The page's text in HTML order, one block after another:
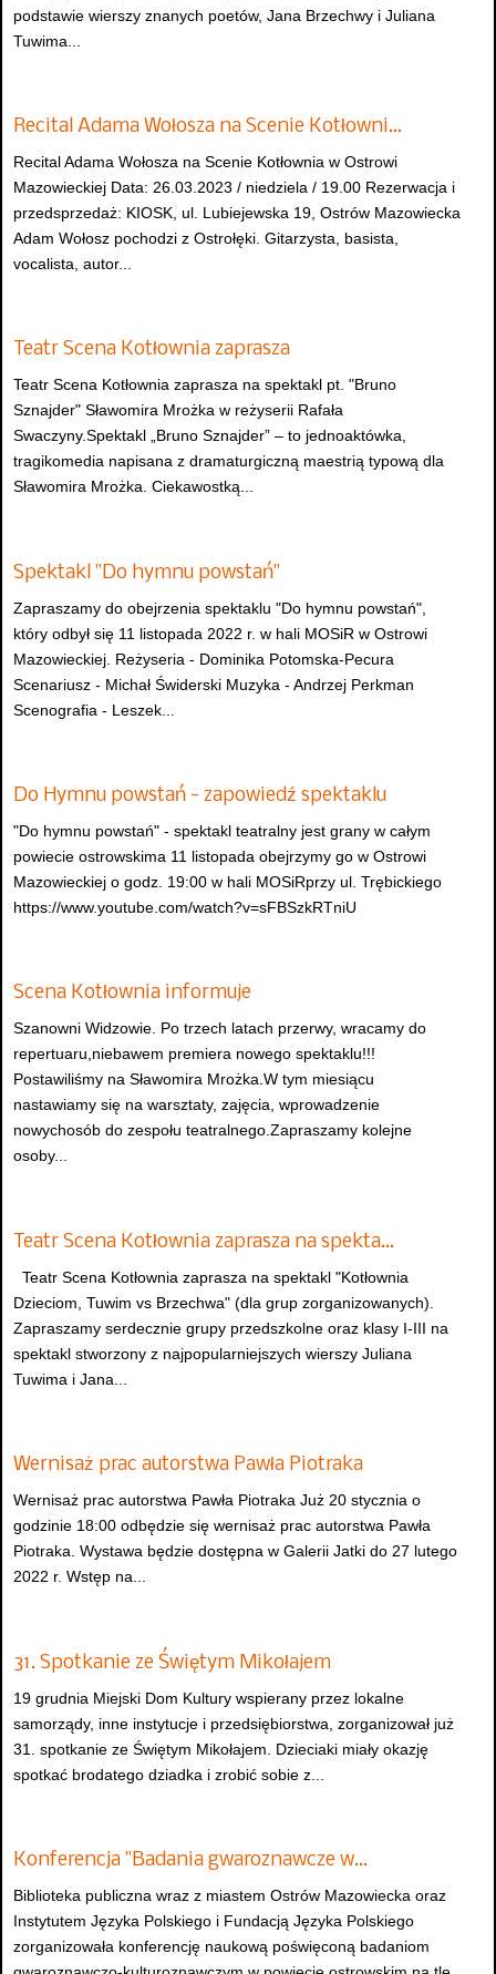
podstawie wierszy znanych poetów, Jana Brzechwy i Juliana
Tuwima...
Recital Adama Wołosza na Scenie Kotłowni…
Recital Adama Wołosza na Scenie Kotłownia w Ostrowi
Mazowieckiej Data: 26.03.2023 / niedziela / 19.00 Rezerwacja i
przedsprzedaż: KIOSK, ul. Lubiejewska 19, Ostrów Mazowiecka
Adam Wołosz pochodzi z Ostrołęki. Gitarzysta, basista,
vocalista, autor...
Teatr Scena Kotłownia zaprasza
Teatr Scena Kotłownia zaprasza na spektakl pt. "Bruno
Sznajder" Sławomira Mrożka w reżyserii Rafała
Swaczyny.Spektakl „Bruno Sznajder” – to jednoaktówka,
tragikomedia napisana z dramaturgiczną maestrią typową dla
Sławomira Mrożka. Ciekawostką...
Spektakl "Do hymnu powstań"
Zapraszamy do obejrzenia spektaklu "Do hymnu powstań",
który odbył się 11 listopada 2022 r. w hali MOSiR w Ostrowi
Mazowieckiej. Reżyseria - Dominika Potomska-Pecura
Scenariusz - Michał Świderski Muzyka - Andrzej Perkman
Scenografia - Leszek...
Do Hymnu powstań - zapowiedź spektaklu
"Do hymnu powstań" - spektakl teatralny jest grany w całym
powiecie ostrowskima 11 listopada obejrzymy go w Ostrowi
Mazowieckiej o godz. 19:00 w hali MOSiRprzy ul. Trębickiego
https://www.youtube.com/watch?v=sFBSzkRTniU
Scena Kotłownia informuje
Szanowni Widzowie. Po trzech latach przerwy, wracamy do
repertuaru,niebawem premiera nowego spektaklu!!!
Postawiliśmy na Sławomira Mrożka.W tym miesiącu
nastawiamy się na warsztaty, zajęcia, wprowadzenie
nowychosób do zespołu teatralnego.Zapraszamy kolejne
osoby...
Teatr Scena Kotłownia zaprasza na spekta…
Teatr Scena Kotłownia zaprasza na spektakl "Kotłownia
Dzieciom, Tuwim vs Brzechwa" (dla grup zorganizowanych).
Zapraszamy serdecznie grupy przedszkolne oraz klasy I-III na
spektakl stworzony z najpopularniejszych wierszy Juliana
Tuwima i Jana...
Wernisaż prac autorstwa Pawła Piotraka
Wernisaż prac autorstwa Pawła Piotraka Już 20 stycznia o
godzinie 18:00 odbędzie się wernisaż prac autorstwa Pawła
Piotraka. Wystawa będzie dostępna w Galerii Jatki do 27 lutego
2022 r. Wstęp na...
31. Spotkanie ze Świętym Mikołajem
19 grudnia Miejski Dom Kultury wspierany przez lokalne
samorządy, inne instytucje i przedsiębiorstwa, zorganizował już
31. spotkanie ze Świętym Mikołajem. Dzieciaki miały okazję
spotkać brodatego dziadka i zrobić sobie z...
Konferencja "Badania gwaroznawcze w…
Biblioteka publiczna wraz z miastem Ostrów Mazowiecka oraz
Instytutem Języka Polskiego i Fundacją Języka Polskiego
zorganizowała konferencję naukową poświęconą badaniom